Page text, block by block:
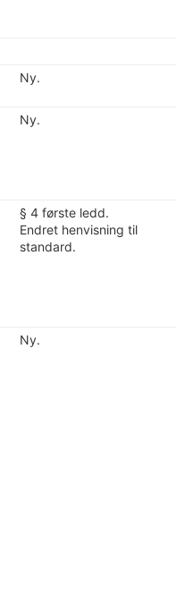
Ny.
Ny.
§ 4 første ledd.
Endret henvisning til
standard.
Ny.